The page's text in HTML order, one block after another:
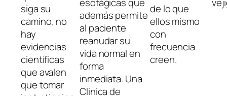
siga su
camino, no
hay
evidencias
científicas
que avalen
que tomar
esofágicas que
además permite
al paciente
reanudar su
vida normal en
forma
inmediata. Una
Clinica de
de lo que
ellos mismo
con
frecuencia
creen.